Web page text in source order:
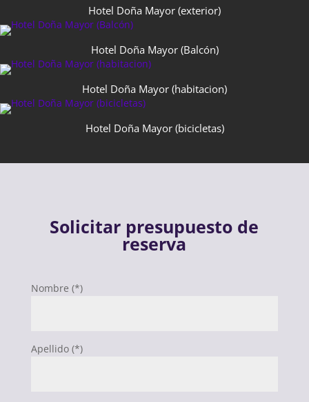
Hotel Doña Mayor (exterior)
Hotel Doña Mayor (Balcón)
Hotel Doña Mayor (habitacion)
Hotel Doña Mayor (bicicletas)
Solicitar presupuesto de
reserva
Nombre (*)
Apellido (*)